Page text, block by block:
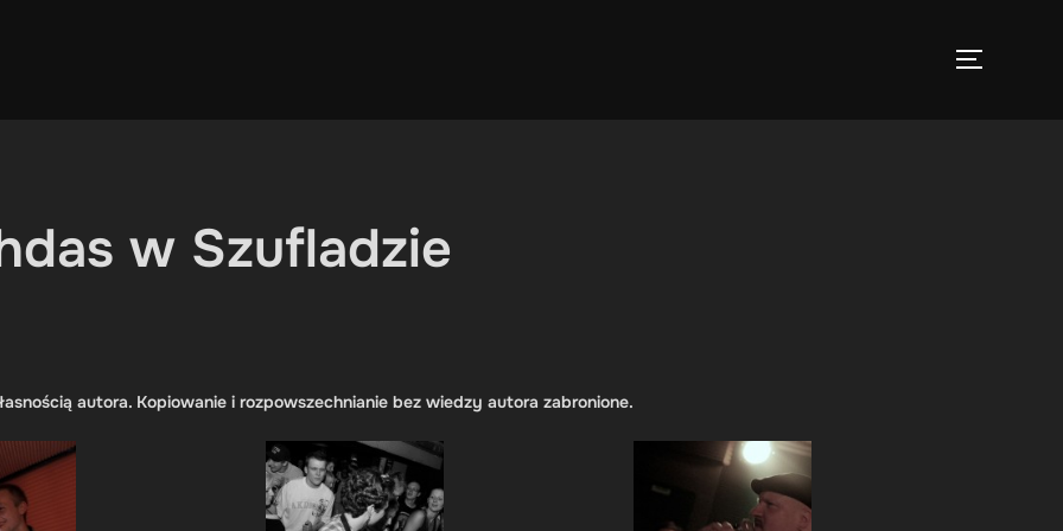
w Szufladzie
autora. Kopiowanie i rozpowszechnianie bez wiedzy autora zabronione.